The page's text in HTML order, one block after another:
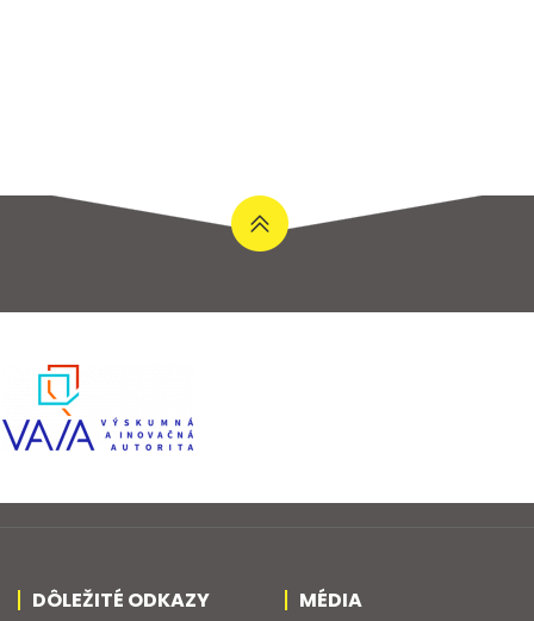
DÔLEŽITÉ ODKAZY MÉDIA